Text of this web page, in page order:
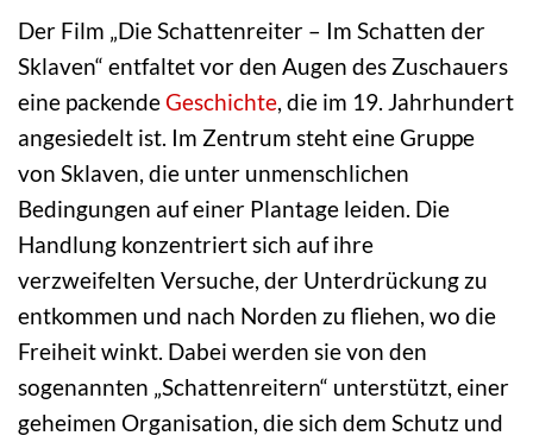
Der Film „Die Schattenreiter – Im Schatten der
Sklaven“ entfaltet vor den Augen des Zuschauers
eine packendeGeschichte , die im 19. Jahrhundert
angesiedelt ist. Im Zentrum steht eine Gruppe
von Sklaven, die unter unmenschlichen
Bedingungen auf einer Plantage leiden. Die
Handlung konzentriert sich auf ihre
verzweifelten Versuche, der Unterdrückung zu
entkommen und nach Norden zu fliehen, wo die
Freiheit winkt. Dabei werden sie von den
sogenannten „Schattenreitern“ unterstützt, einer
geheimen Organisation, die sich dem Schutz und